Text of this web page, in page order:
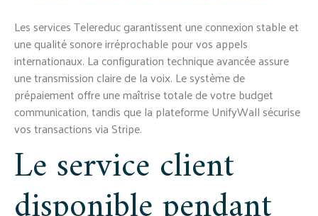
Les services Telereduc garantissent une connexion stable et
une qualité sonore irréprochable pour vos appels
internationaux. La configuration technique avancée assure
une transmission claire de la voix. Le système de
prépaiement offre une maîtrise totale de votre budget
communication, tandis que la plateforme UnifyWall sécurise
vos transactions via Stripe.
Le service client